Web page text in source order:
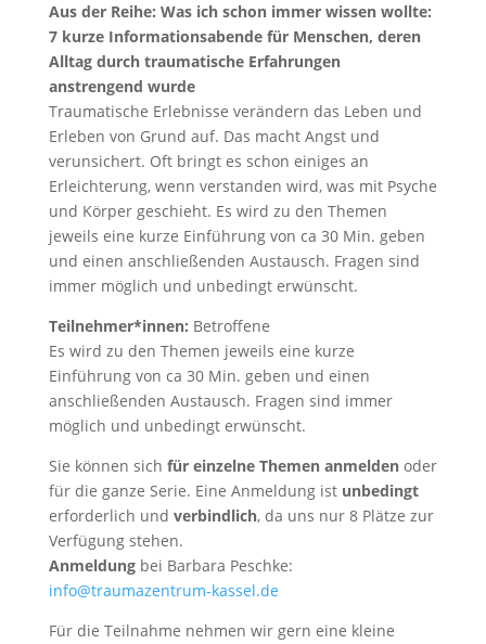
Aus der Reihe: Was ich schon immer wissen wollte:
7 kurze Informationsabende für Menschen, deren
Alltag durch traumatische Erfahrungen
anstrengend wurde
Traumatische Erlebnisse verändern das Leben und
Erleben von Grund auf. Das macht Angst und
verunsichert. Oft bringt es schon einiges an
Erleichterung, wenn verstanden wird, was mit Psyche
und Körper geschieht. Es wird zu den Themen
jeweils eine kurze Einführung von ca 30 Min. geben
und einen anschließenden Austausch. Fragen sind
immer möglich und unbedingt erwünscht.
Teilnehmer*innen: Betroffene
Es wird zu den Themen jeweils eine kurze
Einführung von ca 30 Min. geben und einen
anschließenden Austausch. Fragen sind immer
möglich und unbedingt erwünscht.
Sie können sich für einzelne Themen anmeldenoder
für die ganze Serie. Eine Anmeldung ist unbedingt
erforderlich und verbindlich, da uns nur 8 Plätze zur
Verfügung stehen.
Anmeldungbei Barbara Peschke:
info@traumazentrum-kassel.de
Für die Teilnahme nehmen wir gern eine kleine